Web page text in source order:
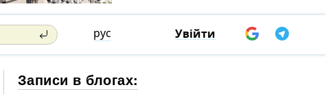
рус Увійти
Записи в блогах: